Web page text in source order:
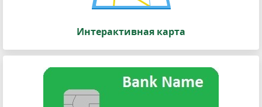
Интерактивная карта